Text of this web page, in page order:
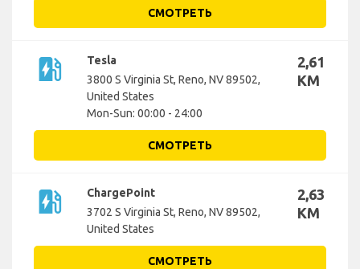
СМОТРЕТЬ
ev_station
Tesla
3800 S Virginia St, Reno, NV 89502,
United States
Mon-Sun: 00:00 - 24:00
2,61
KM
СМОТРЕТЬ
ev_station
ChargePoint
3702 S Virginia St, Reno, NV 89502,
United States
2,63
KM
СМОТРЕТЬ